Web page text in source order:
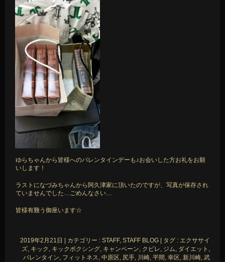
ゆらちゃんから皆様へのバレンタインデーも♪お会いした方お礼をお願
いします！
ラストになづみちゃんから阿久津家に頂いたのですが、写真が保存され
ていませんでした…ごめんなさい…
皆様有難う御座います☆
2019年2月21日 カテゴリー : STAFF, STAFF BLOG タグ : エクササイ
ズ, キック , キックボクシング, キャンペーン, クビレ, ジム, ダイエット ,
バレンタイン, フィットネス, 中原区, 尻手, 川崎, 平間 , 幸区, 新川崎, 武